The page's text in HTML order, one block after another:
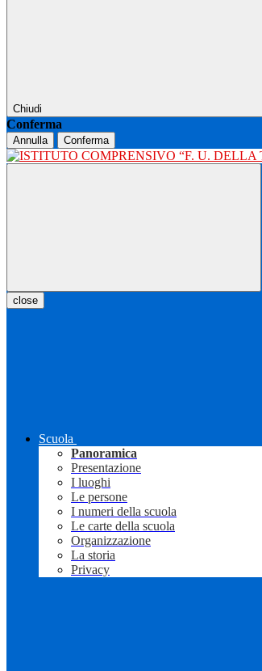
Chiudi
Conferma
Annulla Conferma
close
Scuola
Panoramica
Presentazione
I luoghi
Le persone
I numeri della scuola
Le carte della scuola
Organizzazione
La storia
Privacy